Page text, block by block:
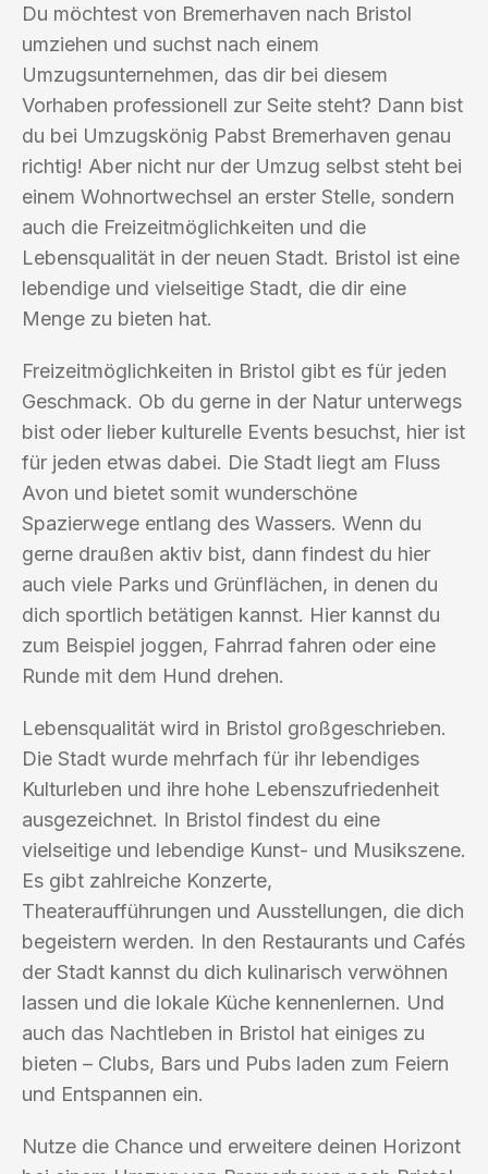
Du möchtest von Bremerhaven nach Bristol
umziehen und suchst nach einem
Umzugsunternehmen, das dir bei diesem
Vorhaben professionell zur Seite steht? Dann bist
du bei Umzugskönig Pabst Bremerhaven genau
richtig! Aber nicht nur der Umzug selbst steht bei
einem Wohnortwechsel an erster Stelle, sondern
auch die Freizeitmöglichkeiten und die
Lebensqualität in der neuen Stadt. Bristol ist eine
lebendige und vielseitige Stadt, die dir eine
Menge zu bieten hat.
Freizeitmöglichkeiten in Bristol gibt es für jeden
Geschmack. Ob du gerne in der Natur unterwegs
bist oder lieber kulturelle Events besuchst, hier ist
für jeden etwas dabei. Die Stadt liegt am Fluss
Avon und bietet somit wunderschöne
Spazierwege entlang des Wassers. Wenn du
gerne draußen aktiv bist, dann findest du hier
auch viele Parks und Grünflächen, in denen du
dich sportlich betätigen kannst. Hier kannst du
zum Beispiel joggen, Fahrrad fahren oder eine
Runde mit dem Hund drehen.
Lebensqualität wird in Bristol großgeschrieben.
Die Stadt wurde mehrfach für ihr lebendiges
Kulturleben und ihre hohe Lebenszufriedenheit
ausgezeichnet. In Bristol findest du eine
vielseitige und lebendige Kunst- und Musikszene.
Es gibt zahlreiche Konzerte,
Theateraufführungen und Ausstellungen, die dich
begeistern werden. In den Restaurants und Cafés
der Stadt kannst du dich kulinarisch verwöhnen
lassen und die lokale Küche kennenlernen. Und
auch das Nachtleben in Bristol hat einiges zu
bieten – Clubs, Bars und Pubs laden zum Feiern
und Entspannen ein.
Nutze die Chance und erweitere deinen Horizont